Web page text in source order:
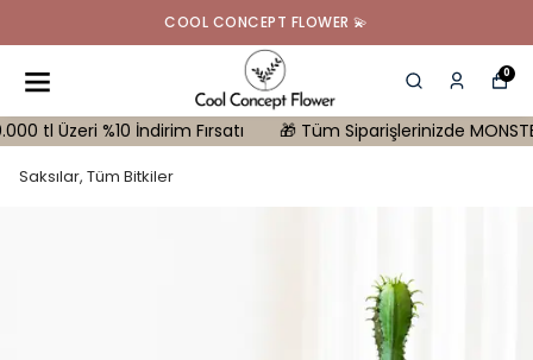
COOL CONCEPT FLOWER 💫
0
%10 İndirim Fırsatı 🎁 Tüm Siparişlerinizde MONSTERA
Saksılar, Tüm Bitkiler